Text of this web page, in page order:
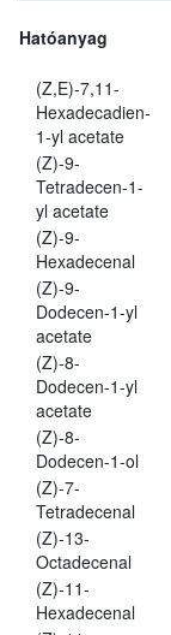
Hatóanyag
(Z,E)-7,11-
Hexadecadien-
1-yl acetate
(Z)-9-
Tetradecen-1-
yl acetate
(Z)-9-
Hexadecenal
(Z)-9-
Dodecen-1-yl
acetate
(Z)-8-
Dodecen-1-yl
acetate
(Z)-8-
Dodecen-1-ol
(Z)-7-
Tetradecenal
(Z)-13-
Octadecenal
(Z)-11-
Hexadecenal